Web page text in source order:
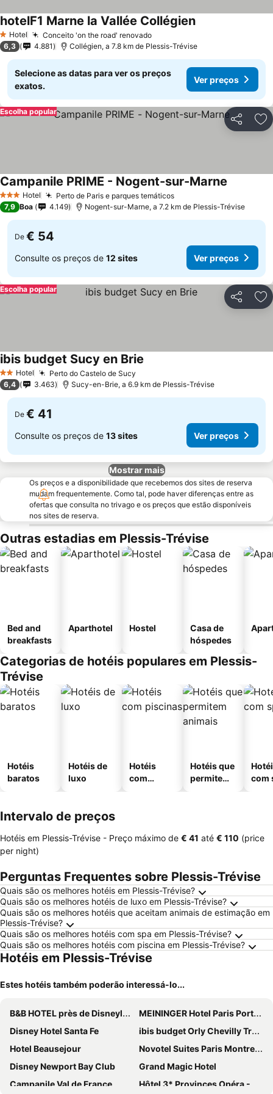
1 Estrelas
Hotel Conceito 'on the road' renovado
hotelF1 Marne la Vallée Collégien
6,3 4.881 Collégien, a 7.8 km de Plessis-Trévise
Selecione as datas para ver os preços
exatos.
Ver preços
Partilhar
Escolha popular
3 EstrelasHotel Perto de Paris e parques temáticos
Campanile PRIME - Nogent-sur-Marne
7,9 Boa 4.149 Nogent-sur-Marne, a 7.2 km de Plessis-Trévise
De € 54
Consulte os preços de 12 sites Ver preços
Partilhar
Escolha popular
2 Estrelas
Hotel Perto do Castelo de Sucy
ibis budget Sucy en Brie
6,4 3.463 Sucy-en-Brie, a 6.9 km de Plessis-Trévise
De € 41
Consulte os preços de 13 sites Ver preços
Mostrar mais
Os preços e a disponibilidade que recebemos dos sites de reserva
mudam frequentemente. Como tal, pode haver diferenças entre as
ofertas que consulta no trivago e os preços que estão disponíveis
nos sites de reserva.
Outras estadias em Plessis-Trévise
Bed and
breakfasts
Aparthotel Hostel
Casa de
hóspedes
Categorias de hotéis populares em Plessis-
Trévise
Hotéis
baratos
Hotéis de
luxo
Hotéis
com
Hotéis que
permitem
com
Intervalo de preços
Hotéis em Plessis-Trévise - Preço máximo de ‎€ 41 até ‎€ 110 (price
per night)
Perguntas Frequentes sobre Plessis-Trévise
Quais são os melhores hotéis em Plessis-Trévise?
Quais são os melhores hotéis de luxo em Plessis-Trévise?
Quais são os melhores hotéis que aceitam animais de estimação em
Plessis-Trévise?
Quais são os melhores hotéis com spa em Plessis-Trévise?
Quais são os melhores hotéis com piscina em Plessis-Trévise?
Hotéis em Plessis-Trévise
Estes hotéis também poderão interessá-lo...
B&B HOTEL près de Disneyland® Paris
MEININGER Hotel Paris Porte De Vincennes
Disney Hotel Santa Fe
ibis budget Orly Chevilly Tram 7
Hotel Beausejour
Novotel Suites Paris Montreuil Vincennes
Disney Newport Bay Club
Grand Magic Hotel
Campanile Val de France
Hôtel 3* Provinces Opéra - Vacances Bleues